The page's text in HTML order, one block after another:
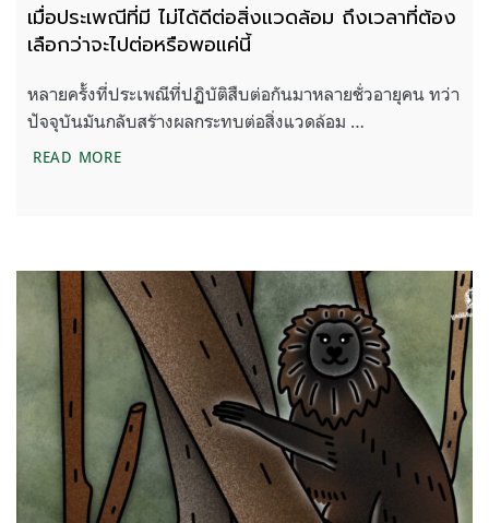
เมื่อประเพณีที่มี ไม่ได้ดีต่อสิ่งแวดล้อม ถึงเวลาที่ต้อง
เลือกว่าจะไปต่อหรือพอแค่นี้
หลายครั้งที่ประเพณีที่ปฏิบัติสืบต่อกันมาหลายชั่วอายุคน ทว่า
ปัจจุบันมันกลับสร้างผลกระทบต่อสิ่งแวดล้อม …
READ MOREเมื่อประเพณีที่มี ไม่ได้ดีต่อสิ่งแวดล้อม ถึงเวลาที่ต้อง